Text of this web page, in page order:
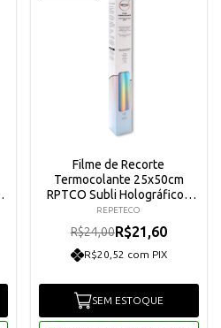
Filme de Recorte
Termocolante 25x50cm
RPTCO Subli Holográfico -
Spectrum
REPETECO
R$24,00R$21,60
R$20,52 com PIX
SEM ESTOQUE